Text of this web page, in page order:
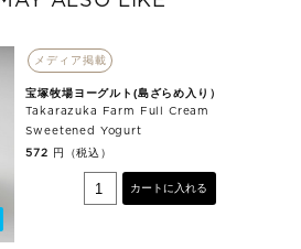
メディア掲載
宝塚牧場ヨーグルト(島ざらめ入り）
Takarazuka Farm Full Cream
Sweetened Yogurt
572 円（税込）
カートに入れる